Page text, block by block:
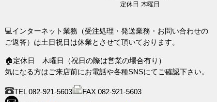
定休日 木曜日
💻インターネット業務（受注処理・発送業務・お問い合わせの
ご返答）は土日祝日は休業とさせて頂いております。
🏠定休日 木曜日（祝日の際は営業の場合有り）
気になる方はご来店前にお電話や各種SNSにてご確認下さい。
TEL 082-921-5603
FAX 082-921-5603